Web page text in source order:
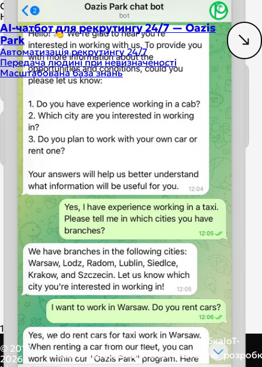
CRM
HR-процеси
Штучний інтелектРозробка чатботів
AI-чатбот для рекрутингу 24/7 — Oazis
Park
Автоматизація рекрутингу 24/7
Передача людині при невизначеності
Масштабована база знань
1
© 2018 -
2026
Всі
послуги
Розробка
вебсайтів
Штучний
інтелект
Розробка
чатботів
IoT-